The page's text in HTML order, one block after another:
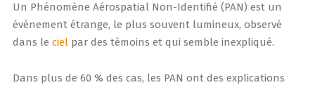
Un Phénomène Aérospatial Non-Identifié (PAN) est un
événement étrange, le plus souvent lumineux, observé
dans le cielpar des témoins et qui semble inexpliqué.
Dans plus de 60 % des cas, les PAN ont des explications